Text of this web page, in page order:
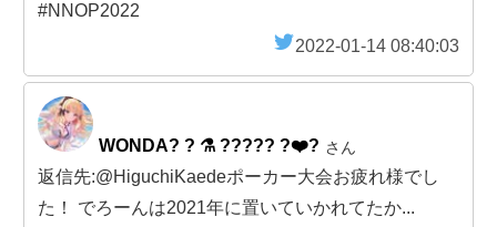
#NNOP2022
2022-01-14 08:40:03
WONDA? ? ⚗ ????? ?❤️‍? さん
返信先:@HiguchiKaedeポーカー大会お疲れ様でし
た！ でろーんは2021年に置いていかれてたか...